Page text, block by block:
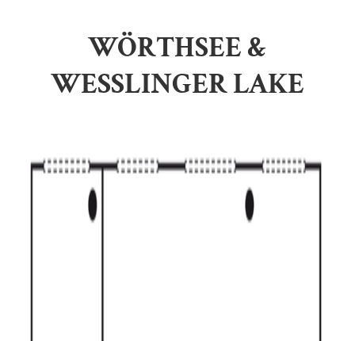
WÖRTHSEE &
WESSLINGER LAKE